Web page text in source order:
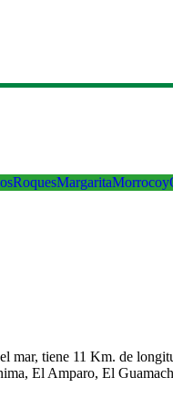
MargaritaMorrocoy
mar, tiene 11 Km. de
El Amparo, El